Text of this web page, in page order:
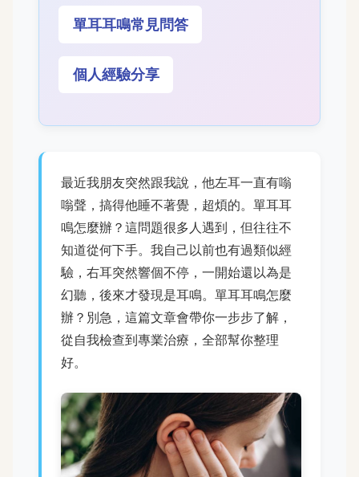
單耳耳鳴常見問答
個人經驗分享
最近我朋友突然跟我說，他左耳一直有嗡
嗡聲，搞得他睡不著覺，超煩的。單耳耳
鳴怎麼辦？這問題很多人遇到，但往往不
知道從何下手。我自己以前也有過類似經
驗，右耳突然響個不停，一開始還以為是
幻聽，後來才發現是耳鳴。單耳耳鳴怎麼
辦？別急，這篇文章會帶你一步步了解，
從自我檢查到專業治療，全部幫你整理
好。